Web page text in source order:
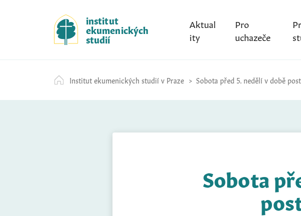
k
i
p
t
c
o
institut
ekumenických
studií
Aktual
ity
Pro
uchazeče
Institut ekumenických studií v Praze Sobota před 5. nedělí v době
Sobota